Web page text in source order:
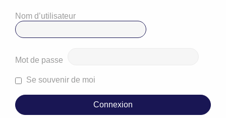
Nom d’utilisateur
Mot de passe
Se souvenir de moi